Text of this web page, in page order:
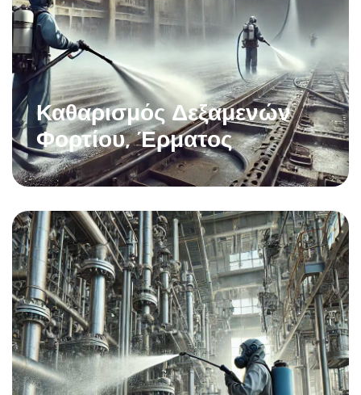
Καθαρισμός Δεξαμενών
Φορτίου, Έρματος